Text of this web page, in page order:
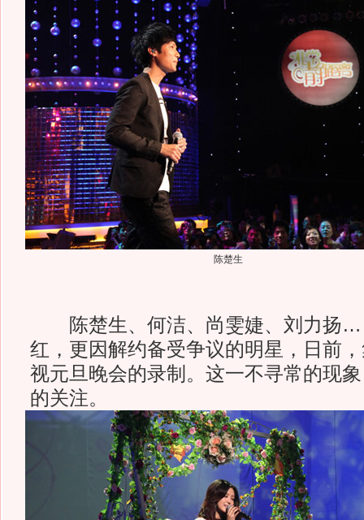
陈楚生
陈楚生、何洁、尚雯婕、刘力扬
红，更因解约备受争议的明星，日前
视元旦晚会的录制。这一不寻常的现
的关注。